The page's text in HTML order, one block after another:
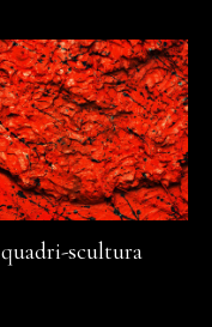
quadri-scultura